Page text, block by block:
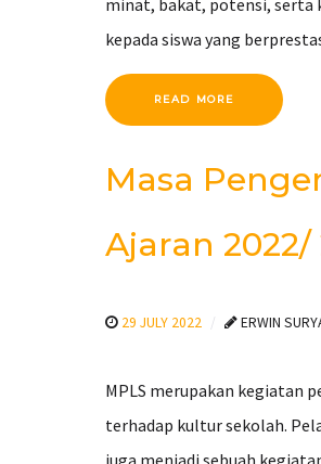
kepada siswa yang
READ MORE
Masa
Ajaran 2022/
29 JULY 2022 ERWIN
MPLS merupakan kegiatan
terhadap kultur sekolah.
juga menjadi sebuah